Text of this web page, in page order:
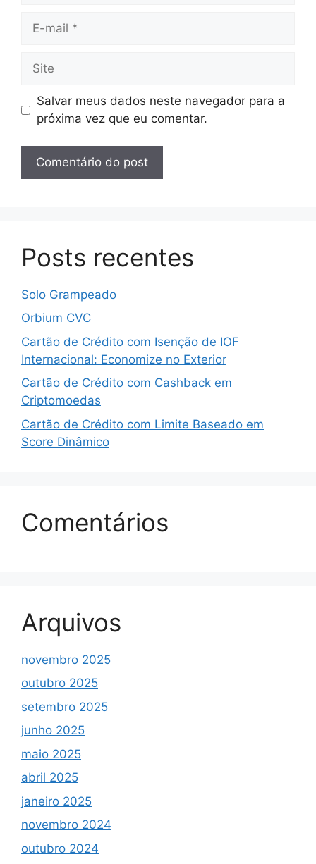
Site
Salvar meus dados neste navegador para a
próxima vez que eu comentar.
Posts recentes
Solo Grampeado
Orbium CVC
Cartão de Crédito com Isenção de IOF
Internacional: Economize no Exterior
Cartão de Crédito com Cashback em
Criptomoedas
Cartão de Crédito com Limite Baseado em
Score Dinâmico
Comentários
Arquivos
novembro 2025
outubro 2025
setembro 2025
junho 2025
maio 2025
abril 2025
janeiro 2025
novembro 2024
outubro 2024